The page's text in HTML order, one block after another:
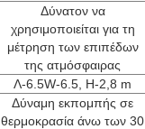
Δύνατον να
χρησιμοποιείται για τη
μέτρηση των επιπέδων
της ατμόσφαιρας
Λ-6.5W-6.5, H-2,8 m
Δύναμη εκπομπής σε
θερμοκρασία άνω των 30